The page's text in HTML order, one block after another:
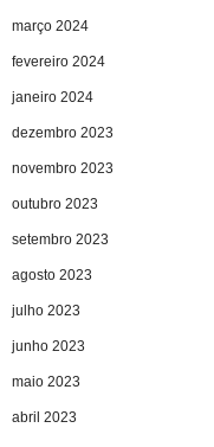
março 2024
fevereiro 2024
janeiro 2024
dezembro 2023
novembro 2023
outubro 2023
setembro 2023
agosto 2023
julho 2023
junho 2023
maio 2023
abril 2023